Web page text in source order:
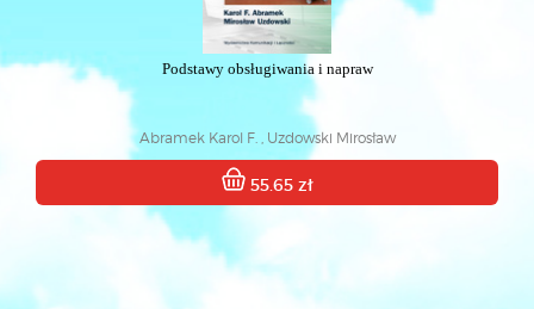
Podstawy obsługiwania i napraw
Abramek Karol F. , Uzdowski Mirosław
55.65 zł